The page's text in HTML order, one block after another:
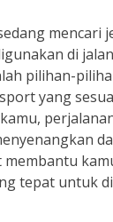
mencari
di
pilihan-
yang
tepat untuk